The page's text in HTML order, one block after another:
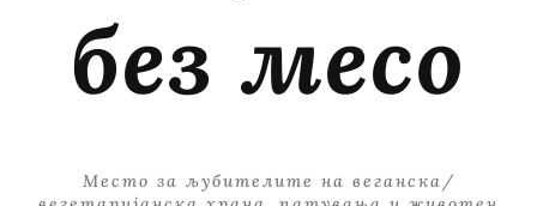
без месо
Место за љубителите на веганска/